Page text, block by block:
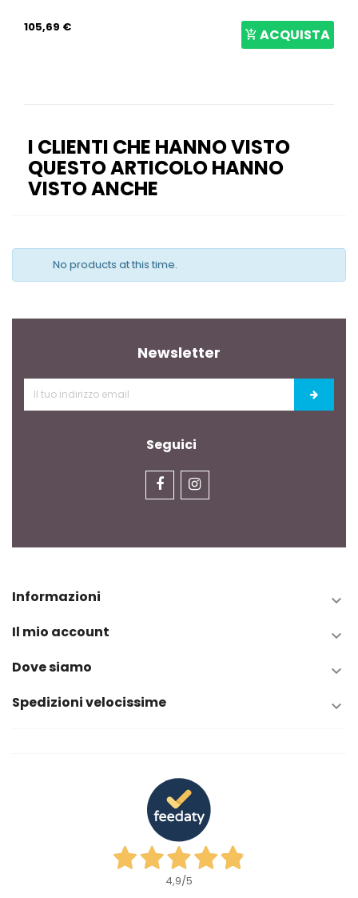
105,69 € ACQUISTA
I CLIENTI CHE HANNO VISTO
QUESTO ARTICOLO HANNO
VISTO ANCHE
No products at this time.
Newsletter
Seguici
Informazioni 
Il mio account 
Dove siamo 
Spedizioni velocissime 
4,9/5